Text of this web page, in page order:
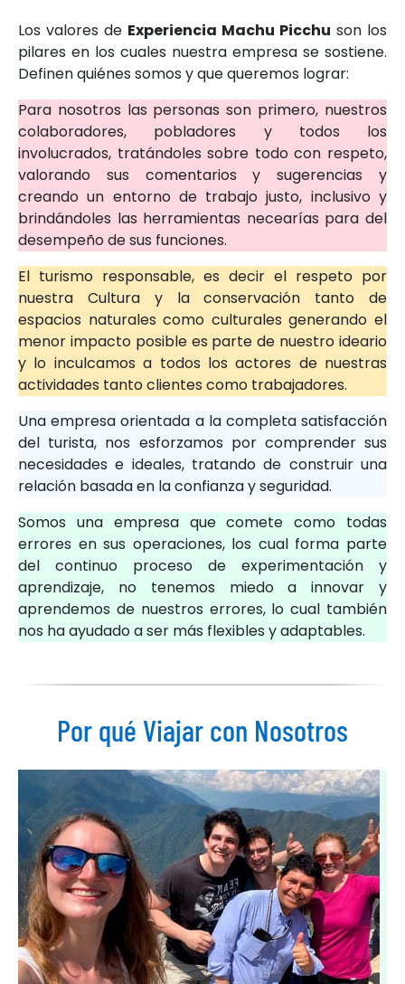
Los valores de Experiencia Machu Picchu son los
pilares en los cuales nuestra empresa se sostiene.
Definen quiénes somos y que queremos lograr:
Para nosotros las personas son primero, nuestros
colaboradores, pobladores y todos los
involucrados, tratándoles sobre todo con respeto,
valorando sus comentarios y sugerencias y
creando un entorno de trabajo justo, inclusivo y
brindándoles las herramientas necearías para del
desempeño de sus funciones.
El turismo responsable, es decir el respeto por
nuestra Cultura y la conservación tanto de
espacios naturales como culturales generando el
menor impacto posible es parte de nuestro ideario
y lo inculcamos a todos los actores de nuestras
actividades tanto clientes como trabajadores.
Una empresa orientada a la completa satisfacción
del turista, nos esforzamos por comprender sus
necesidades e ideales, tratando de construir una
relación basada en la confianza y seguridad.
Somos una empresa que comete como todas
errores en sus operaciones, los cual forma parte
del continuo proceso de experimentación y
aprendizaje, no tenemos miedo a innovar y
aprendemos de nuestros errores, lo cual también
nos ha ayudado a ser más flexibles y adaptables.
Por qué Viajar con Nosotros